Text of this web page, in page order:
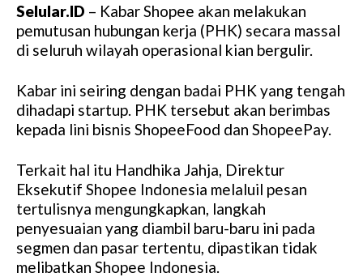
Selular.ID – Kabar Shopee akan melakukan
pemutusan hubungan kerja (PHK) secara massal
di seluruh wilayah operasional kian bergulir.
Kabar ini seiring dengan badai PHK yang tengah
dihadapi startup. PHK tersebut akan berimbas
kepada lini bisnis ShopeeFood dan ShopeePay.
Terkait hal itu Handhika Jahja, Direktur
Eksekutif Shopee Indonesia melaluil pesan
tertulisnya mengungkapkan, langkah
penyesuaian yang diambil baru-baru ini pada
segmen dan pasar tertentu, dipastikan tidak
melibatkan Shopee Indonesia.